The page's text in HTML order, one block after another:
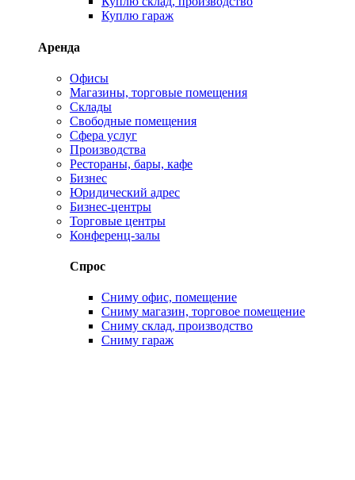
Куплю гараж
Аренда
Офисы
Магазины, торговые помещения
Склады
Свободные помещения
Сфера услуг
Производства
Рестораны, бары, кафе
Бизнес
Юридический адрес
Бизнес-центры
Торговые центры
Конференц-залы
Спрос
Сниму офис, помещение
Сниму магазин, торговое помещение
Сниму склад, производство
Сниму гараж